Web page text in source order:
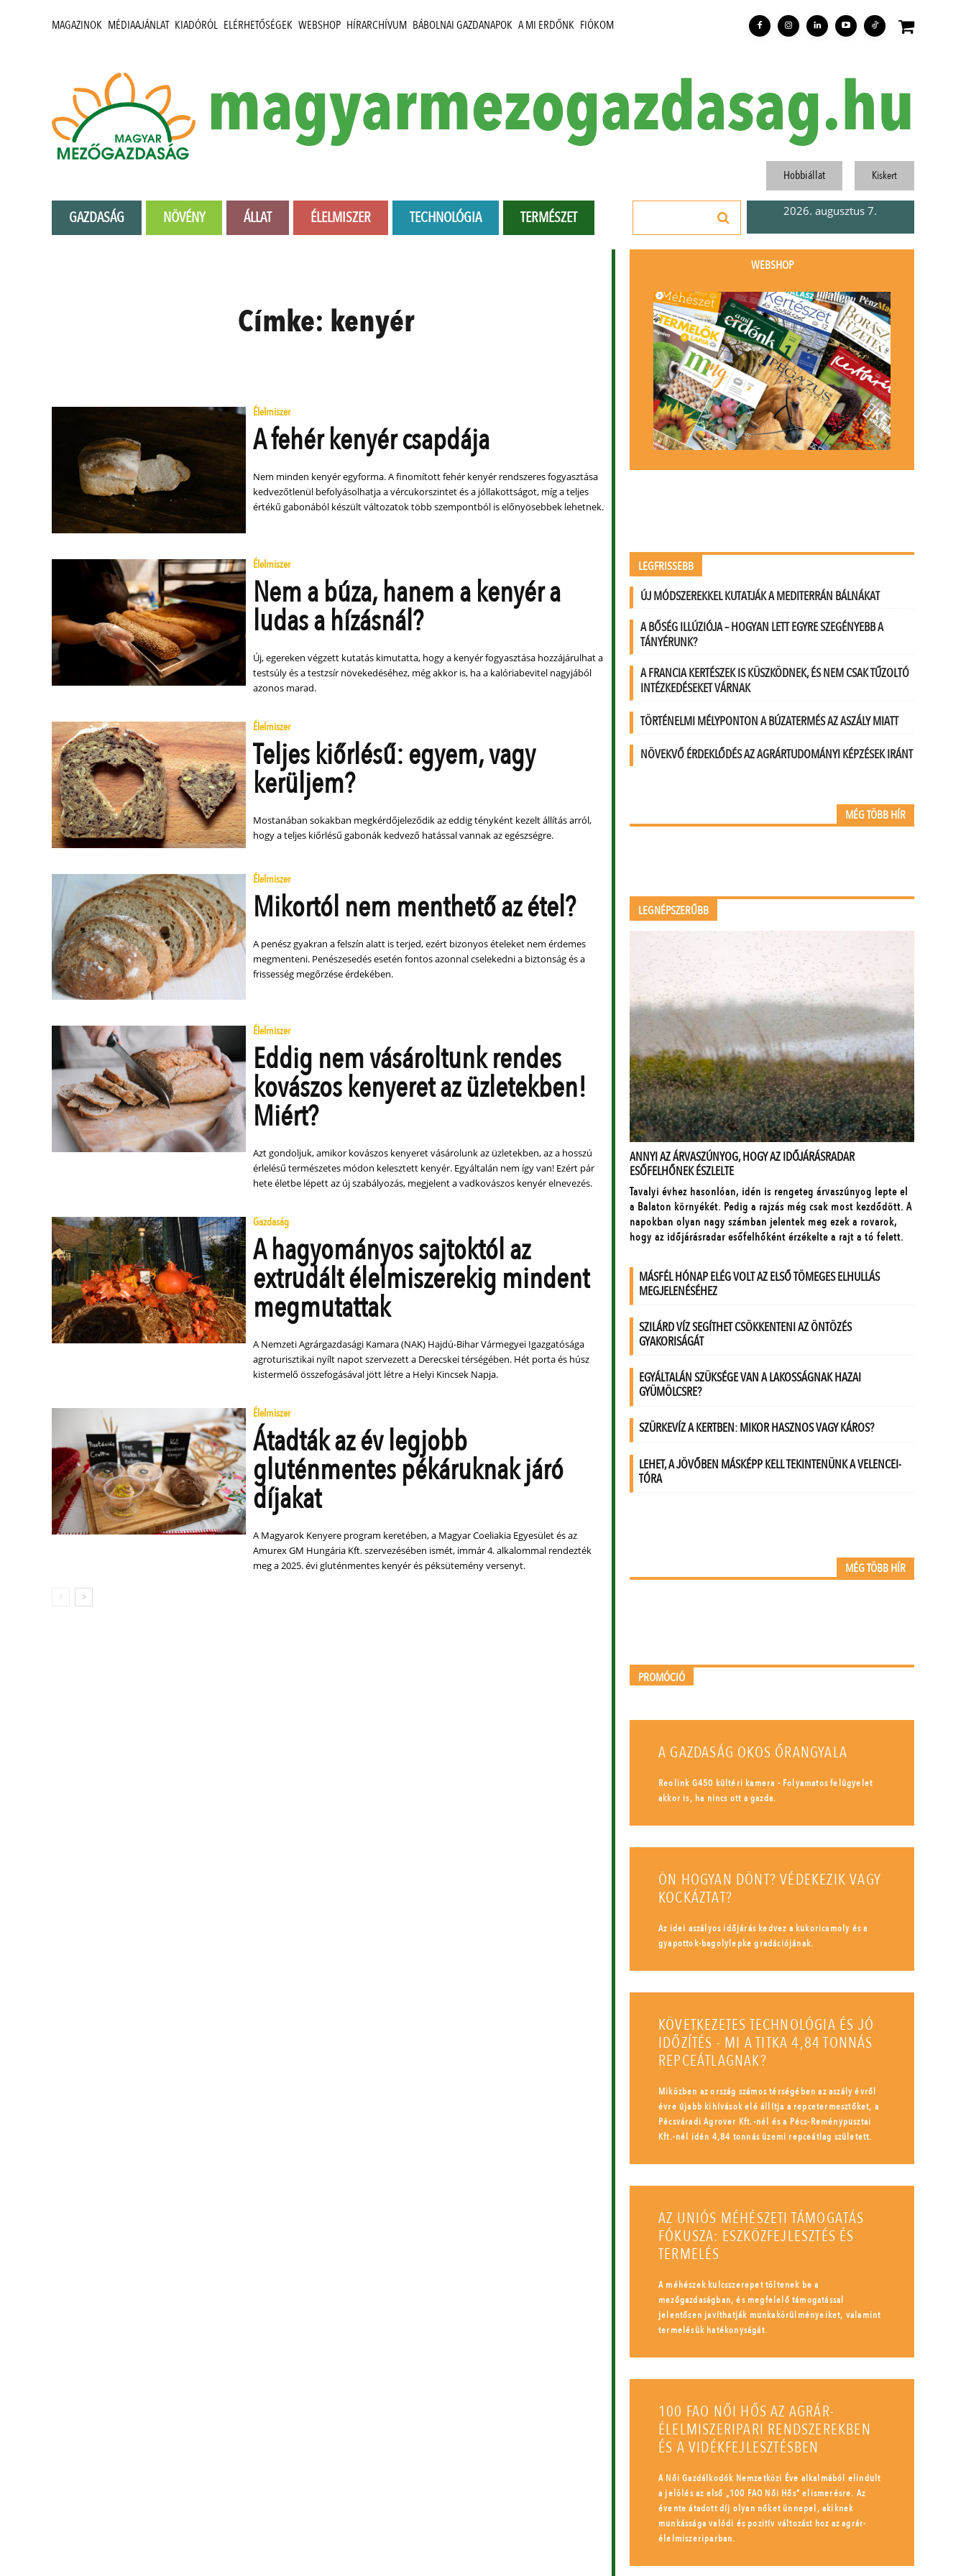
MAGAZINOK MÉDIAAJÁNLAT KIADÓRÓL ELÉRHETŐSÉGEK WEBSHOP HÍRARCHÍVUM BÁBOLNAI GAZDANAPOK A MI ERDŐNK FIÓKOM
magyarmezogazdasag.hu
GAZDASÁG NÖVÉNY ÁLLAT ÉLELMISZER TECHNOLÓGIA TERMÉSZET
Hobbiállat Kiskert
2026. augusztus 7.
Címke: kenyér
Élelmiszer
A fehér kenyér csapdája
Nem minden kenyér egyforma. A finomított fehér kenyér rendszeres fogyasztása
kedvezőtlenül befolyásolhatja a vércukorszintet és a jóllakottságot, míg a teljes
értékű gabonából készült változatok több szempontból is előnyösebbek lehetnek.
Élelmiszer
Nem a búza, hanem a kenyér a
ludas a hízásnál?
Új, egereken végzett kutatás kimutatta, hogy a kenyér fogyasztása hozzájárulhat a
testsúly és a testzsír növekedéséhez, még akkor is, ha a kalóriabevitel nagyjából
azonos marad.
Élelmiszer
Teljes kiőrlésű: egyem, vagy
kerüljem?
Mostanában sokakban megkérdőjeleződik az eddig tényként kezelt állítás arról,
hogy a teljes kiőrlésű gabonák kedvező hatással vannak az egészségre.
Élelmiszer
Mikortól nem menthető az étel?
A penész gyakran a felszín alatt is terjed, ezért bizonyos ételeket nem érdemes
megmenteni. Penészesedés esetén fontos azonnal cselekedni a biztonság és a
frissesség megőrzése érdekében.
Élelmiszer
Eddig nem vásároltunk rendes
kovászos kenyeret az üzletekben!
Miért?
Azt gondoljuk, amikor kovászos kenyeret vásárolunk az üzletekben, az a hosszú
érlelésű természetes módon kelesztett kenyér. Egyáltalán nem így van! Ezért pár
hete életbe lépett az új szabályozás, megjelent a vadkovászos kenyér elnevezés.
Gazdaság
A hagyományos sajtoktól az
extrudált élelmiszerekig mindent
megmutattak
A Nemzeti Agrárgazdasági Kamara (NAK) Hajdú-Bihar Vármegyei Igazgatósága
agroturisztikai nyílt napot szervezett a Derecskei térségében. Hét porta és húsz
kistermelő összefogásával jött létre a Helyi Kincsek Napja.
Élelmiszer
Átadták az év legjobb
gluténmentes pékáruknak járó
díjakat
A Magyarok Kenyere program keretében, a Magyar Coeliakia Egyesület és az
Amurex GM Hungária Kft. szervezésében ismét, immár 4. alkalommal rendezték
meg a 2025. évi gluténmentes kenyér és péksütemény versenyt.
WEBSHOP
LEGFRISSEBB
ÚJ MÓDSZEREKKEL KUTATJÁK A MEDITERRÁN BÁLNÁKAT
A BŐSÉG ILLÚZIÓJA – HOGYAN LETT EGYRE SZEGÉNYEBB A
TÁNYÉRUNK?
A FRANCIA KERTÉSZEK IS KÜSZKÖDNEK, ÉS NEM CSAK TŰZOLTÓ
INTÉZKEDÉSEKET VÁRNAK
TÖRTÉNELMI MÉLYPONTON A BÚZATERMÉS AZ ASZÁLY MIATT
NÖVEKVŐ ÉRDEKLŐDÉS AZ AGRÁRTUDOMÁNYI KÉPZÉSEK IRÁNT
MÉG TÖBB HÍR
LEGNÉPSZERŰBB
MÉG TÖBB HÍR
PROMÓCIÓ
A GAZDASÁG OKOS ŐRANGYALA
Reolink G450 kültéri kamera - Folyamatos felügyelet
akkor is, ha nincs ott a gazda.
ÖN HOGYAN DÖNT? VÉDEKEZIK VAGY
KOCKÁZTAT?
Az idei aszályos időjárás kedvez a kukoricamoly és a
gyapottok-bagolylepke gradációjának.
KÖVETKEZETES TECHNOLÓGIA ÉS JÓ
IDŐZÍTÉS - MI A TITKA 4,84 TONNÁS
REPCEÁTLAGNAK?
Miközben az ország számos térségében az aszály évről
évre újabb kihívások elé állítja a repcetermesztőket, a
Pécsváradi Agrover Kft.-nél és a Pécs-Reménypusztai
Kft.-nél idén 4,84 tonnás üzemi repceátlag született.
AZ UNIÓS MÉHÉSZETI TÁMOGATÁS
FÓKUSZA: ESZKÖZFEJLESZTÉS ÉS
TERMELÉS
A méhészek kulcsszerepet töltenek be a
mezőgazdaságban, és megfelelő támogatással
jelentősen javíthatják munkakörülményeiket, valamint
termelésük hatékonyságát.
100 FAO NŐI HŐS AZ AGRÁR-
ÉLELMISZERIPARI RENDSZEREKBEN
ÉS A VIDÉKFEJLESZTÉSBEN
A Női Gazdálkodók Nemzetközi Éve alkalmából elindult
a jelölés az első „100 FAO Női Hős” elismerésre. Az
évente átadott díj olyan nőket ünnepel, akiknek
munkássága valódi és pozitív változást hoz az agrár-
élelmiszeriparban.